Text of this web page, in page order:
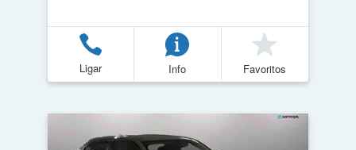
Ligar Info Favoritos